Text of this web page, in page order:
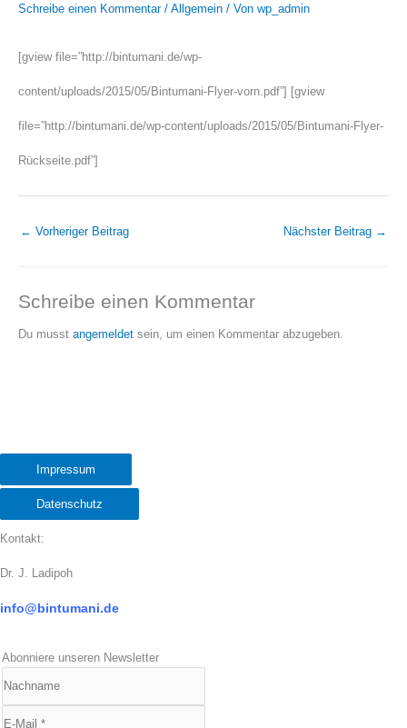
Schreibe einen Kommentar / Allgemein / Von wp_admin
[gview file=”http://bintumani.de/wp-
content/uploads/2015/05/Bintumani-Flyer-vorn.pdf”] [gview
file=”http://bintumani.de/wp-content/uploads/2015/05/Bintumani-Flyer-
Rückseite.pdf”]
← Vorheriger Beitrag Nächster Beitrag →
Schreibe einen Kommentar
Du musst angemeldet sein, um einen Kommentar abzugeben.
Impressum
Datenschutz
Kontakt:
Dr. J. Ladipoh
info@bintumani.de
Abonniere unseren Newsletter